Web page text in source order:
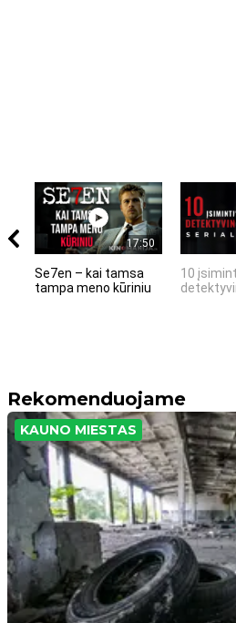
17:50
Se7en – kai tamsa
tampa meno kūriniu
10
Rekomenduojame
KAUNO MIESTAS